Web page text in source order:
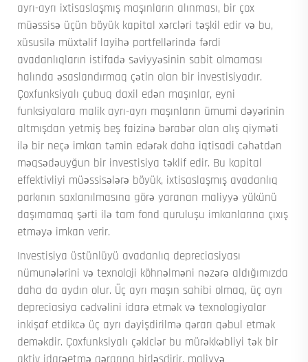
ayrı-ayrı ixtisaslaşmış maşınların alınması, bir çox
müəssisə üçün böyük kapital xərcləri təşkil edir və bu,
xüsusilə müxtəlif layihə portfellərində fərdi
avadanlıqların istifadə səviyyəsinin sabit olmaması
halında əsaslandırmaq çətin olan bir investisiyadır.
Çoxfunksiyalı çubuq daxil edən maşınlar, eyni
funksiyalara malik ayrı-ayrı maşınların ümumi dəyərinin
altmışdan yetmiş beş faizinə bərabər olan alış qiyməti
ilə bir neçə imkan təmin edərək daha iqtisadi cəhətdən
məqsədəuyğun bir investisiya təklif edir. Bu kapital
effektivliyi müəssisələrə böyük, ixtisaslaşmış avadanlıq
parkının saxlanılmasına görə yaranan maliyyə yükünü
daşımamaq şərti ilə tam fond quruluşu imkanlarına çıxış
etməyə imkan verir.
Investisiya üstünlüyü avadanlıq depreciasiyası
nümunələrini və texnoloji köhnəlməni nəzərə aldığımızda
daha da aydın olur. Üç ayrı maşın sahibi olmaq, üç ayrı
depreciasiya cədvəlini idarə etmək və texnologiyalar
inkişaf etdikcə üç ayrı dəyişdirilmə qərarı qəbul etmək
deməkdir. Çoxfunksiyalı çəkiclər bu mürəkkəbliyi tək bir